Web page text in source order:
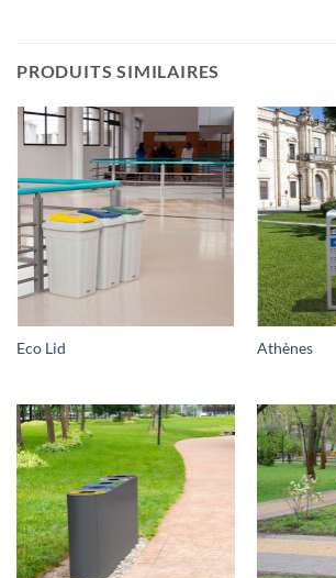
PRODUITS SIMILAIRES
Eco Lid Athènes